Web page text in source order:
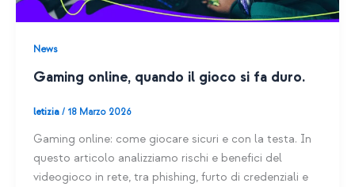
News
Gaming online, quando il gioco si fa duro.
letizia / 18 Marzo 2026
Gaming online: come giocare sicuri e con la testa. In
questo articolo analizziamo rischi e benefici del
videogioco in rete, tra phishing, furto di credenziali e